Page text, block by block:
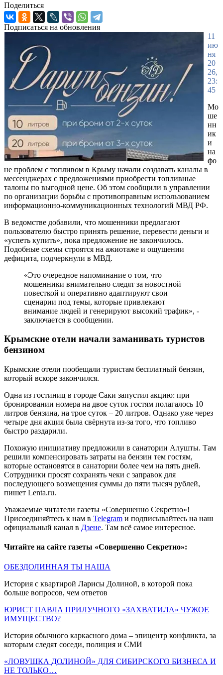
Поделиться
Подписаться на обновления
11
ию
ня
20
26,
23:
45
Мо
ше
нн
ик
и
на
фо
не проблем с топливом в Крыму начали создавать каналы в
мессенджерах с предложениями приобрести топливные
талоны по выгодной цене. Об этом сообщили в управлении
по организации борьбы с противоправным использованием
информационно-коммуникационных технологий МВД РФ.
В ведомстве добавили, что мошенники предлагают
пользователю быстро принять решение, перевести деньги и
«успеть купить», пока предложение не закончилось.
Подобные схемы строятся на ажиотаже и ощущении
дефицита, подчеркнули в МВД.
«Это очередное напоминание о том, что
мошенники внимательно следят за новостной
повесткой и оперативно адаптируют свои
сценарии под темы, которые привлекают
внимание людей и генерируют высокий трафик», -
заключается в сообщении.
Крымские отели начали заманивать туристов
бензином
Крымские отели пообещали туристам бесплатный бензин,
который вскоре закончился.
Одна из гостиниц в городе Саки запустил акцию: при
бронировании номера на двое суток гостям полагалось 10
литров бензина, на трое суток – 20 литров. Однако уже через
четыре дня акция была свёрнута из-за того, что топливо
быстро раздарили.
Похожую инициативу предложили в санатории Алушты. Там
решили компенсировать затраты на бензин тем гостям,
которые остановятся в санатории более чем на пять дней.
Сотрудники просят сохранять чеки с заправок для
последующего возмещения суммы до пяти тысяч рублей,
пишет Lenta.ru.
Уважаемые читатели газеты «Совершенно Секретно»!
Присоединяйтесь к нам в Telegram и подписывайтесь на наш
официальный канал в Дзене. Там всё самое интересное.
Читайте на сайте газеты «Совершенно Секретно»:
ОБЕЗДОЛИННАЯ ТЫ НАША
История с квартирой Ларисы Долиной, в которой пока
больше вопросов, чем ответов
ЮРИСТ ПАВЛА ПРИЛУЧНОГО «ЗАХВАТИЛА» ЧУЖОЕ
ИМУЩЕСТВО?
История обычного каркасного дома – эпицентр конфликта, за
которым следят соседи, полиция и СМИ
«ЛОВУШКА ДОЛИНОЙ» ДЛЯ СИБИРСКОГО БИЗНЕСА И
НЕ ТОЛЬКО…